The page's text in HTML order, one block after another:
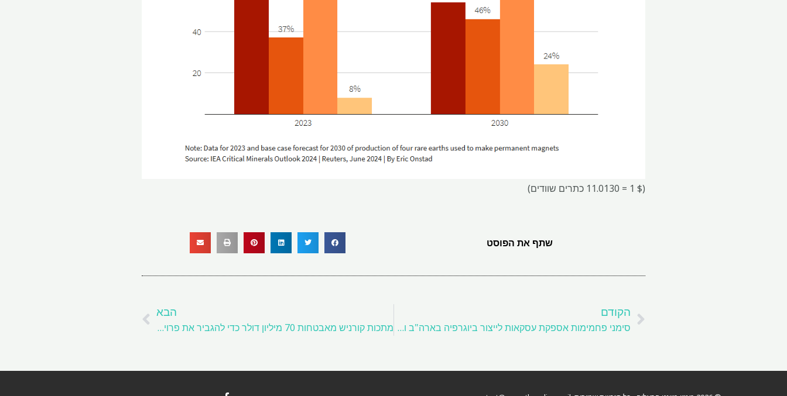
($ 1 = 11.0130 כתרים שוודים)
שתף את הפוסט
קודם
הקודם
סימני פחמימות אספקת עסקאות לייצור ביוגרפיה בארה"ב ובאירופה
הבא
מתכות קורניש מאבטחות 70 מיליון דולר כדי להגביר את פרויקט פח דרום קרופטי